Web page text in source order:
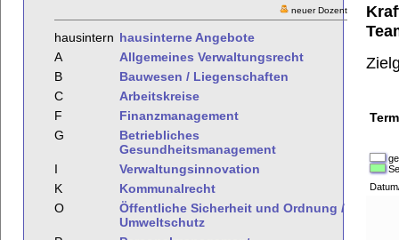
neuer Dozent
hausintern hausinterne Angebote
A
Allgemeines Verwaltungsrecht
B
Bauwesen / Liegenschaften
C
Arbeitskreise
F
Finanzmanagement
G
Betriebliches
Gesundheitsmanagement
I
Verwaltungsinnovation
K
Kommunalrecht
O
Öffentliche Sicherheit und Ordnung /
Umweltschutz